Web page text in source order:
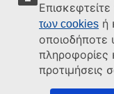
των cookies ή
οποιοδήποτε
πληροφορίες
προτιμήσεις